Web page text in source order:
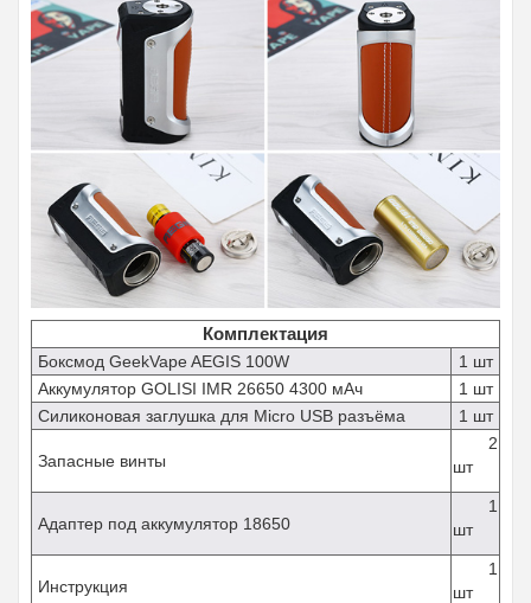
Комплектация
Боксмод GeekVape AEGIS 100W
1 шт
Аккумулятор GOLISI IMR 26650 4300 мАч
1 шт
Силиконовая заглушка для Micro USB разъёма 1 шт
Запасные винты
2
шт
Адаптер под аккумулятор 18650
1
шт
Инструкция
1
шт